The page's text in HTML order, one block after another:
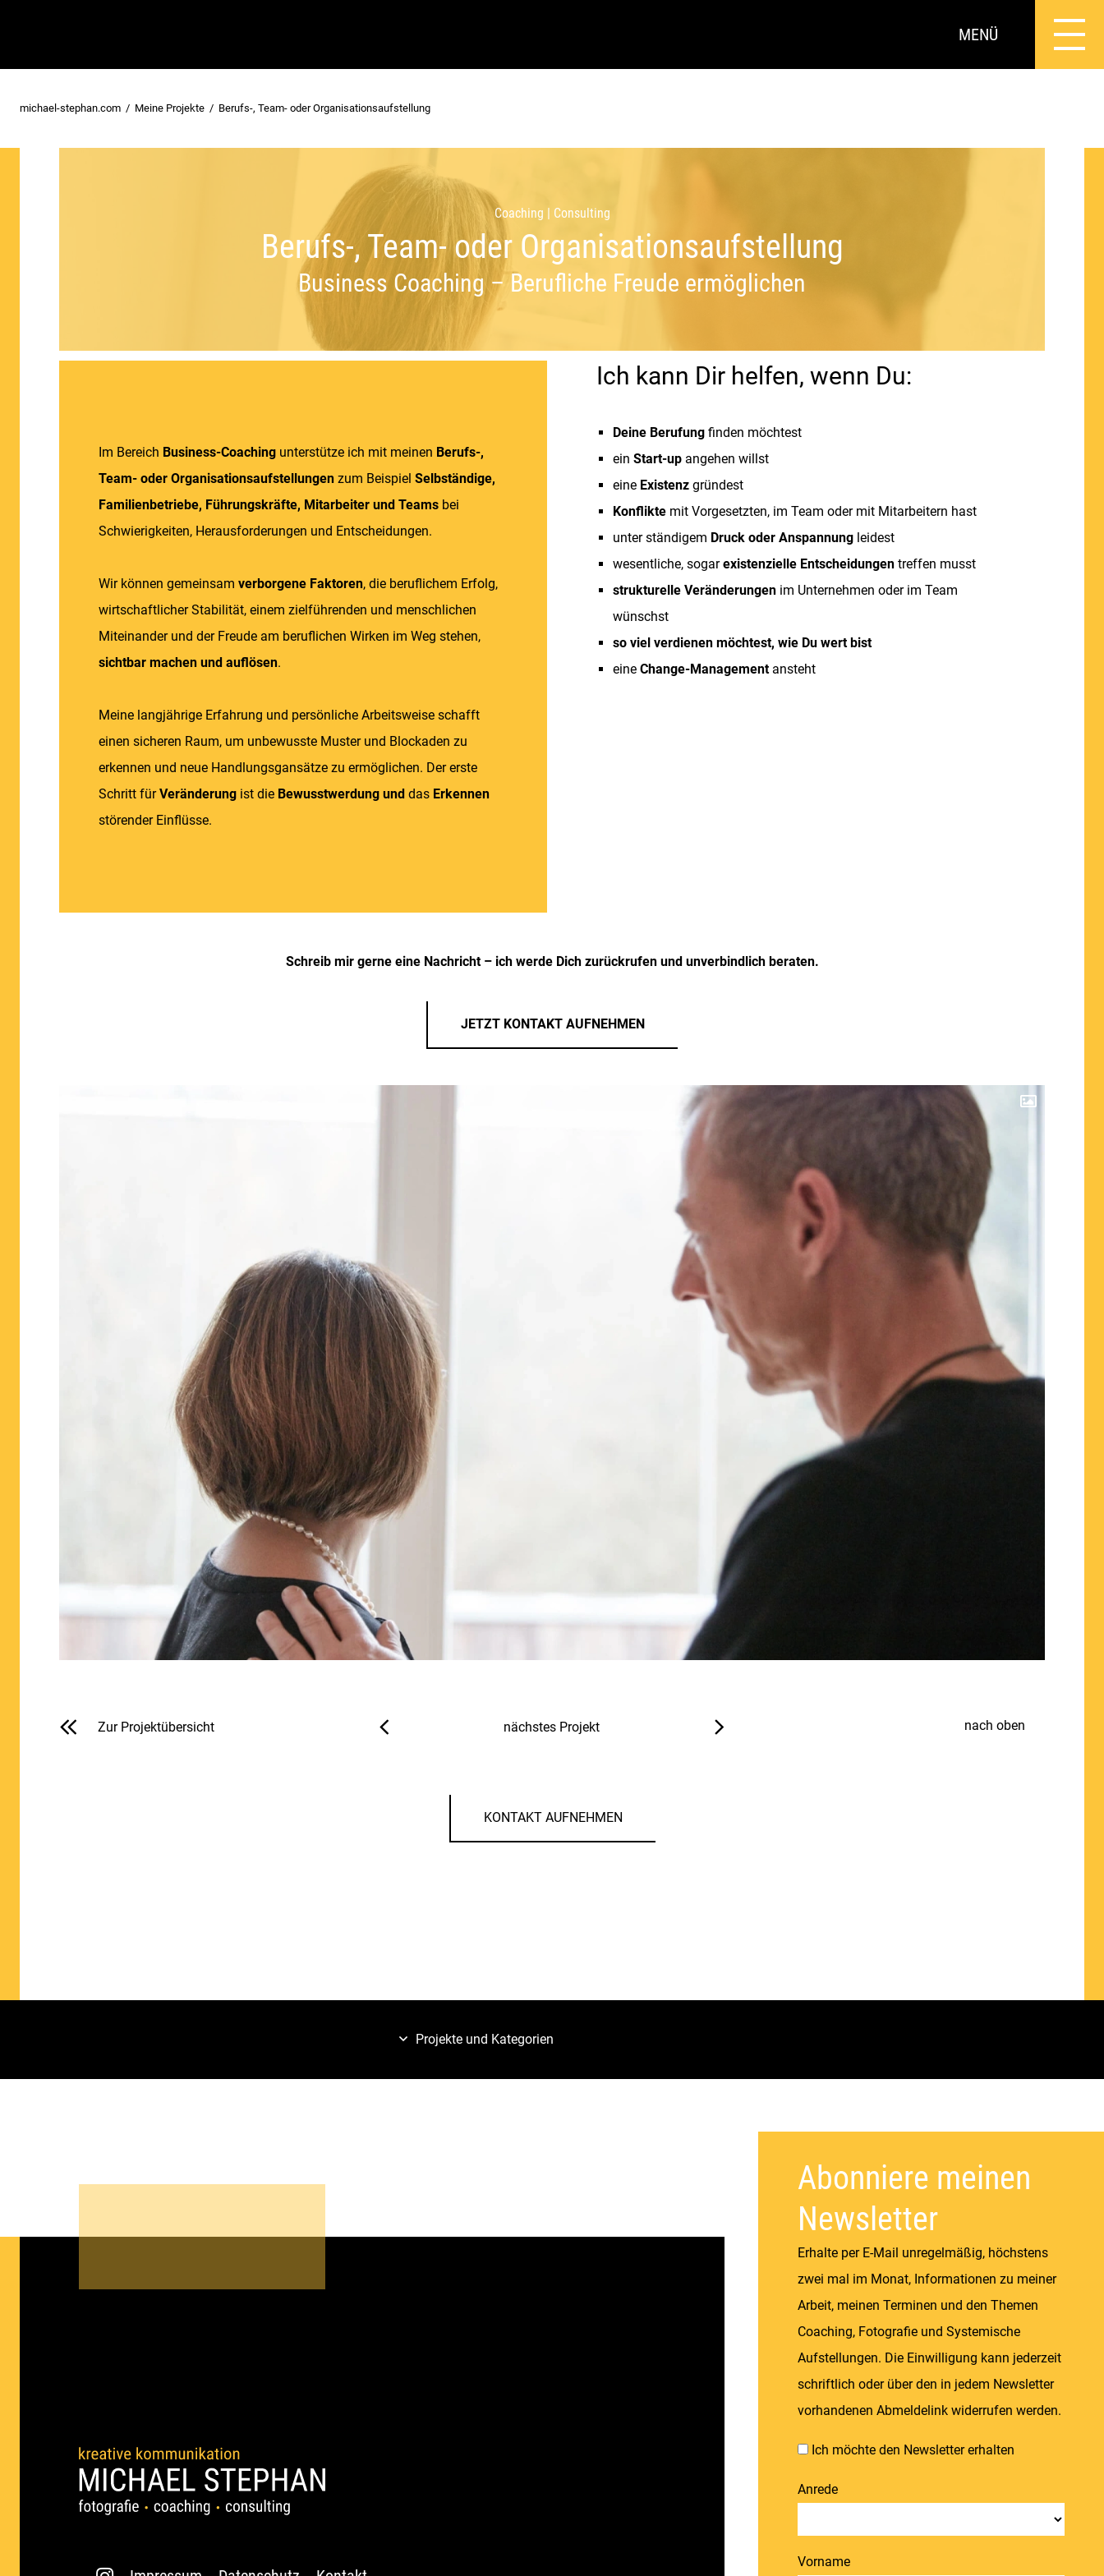
MENÜ
michael-stephan.com Meine Projekte Berufs-, Team- oder Organisationsaufstellung
Coaching | Consulting
Berufs-, Team- oder Organisationsaufstellung
Business Coaching – Berufliche Freude ermöglichen
Im Bereich Business-Coaching unterstütze ich mit meinen Berufs-,
Team- oder Organisationsaufstellungen zum Beispiel Selbständige,
Familienbetriebe, Führungskräfte, Mitarbeiter und Teams bei
Schwierigkeiten, Herausforderungen und Entscheidungen.
Wir können gemeinsam verborgene Faktoren, die beruflichem Erfolg,
wirtschaftlicher Stabilität, einem zielführenden und menschlichen
Miteinander und der Freude am beruflichen Wirken im Weg stehen,
sichtbar machen und auflösen.
Meine langjährige Erfahrung und persönliche Arbeitsweise schafft
einen sicheren Raum, um unbewusste Muster und Blockaden zu
erkennen und neue Handlungsgansätze zu ermöglichen. Der erste
Schritt fürVeränderung ist die Bewusstwerdung und das Erkennen
störender Einflüsse.
Ich kann Dir helfen, wenn Du:
Deine Berufung finden möchtest
ein Start-up angehen willst
eine Existenz gründest
Konflikte mit Vorgesetzten, im Team oder mit Mitarbeitern hast
unter ständigem Druck oder Anspannung leidest
wesentliche, sogarexistenzielle Entscheidungen treffen musst
strukturelle Veränderungen im Unternehmen oder im Team
wünschst
so viel verdienen möchtest, wie Du wert bist
eine Change-Managementansteht
Schreib mir gerne eine Nachricht – ich werde Dich zurückrufen und unverbindlich beraten.
JETZT KONTAKT AUFNEHMEN
Zur Projektübersicht nächstes Projekt nach oben
KONTAKT AUFNEHMEN
Projekte und Kategorien
Abonniere meinen
Newsletter
Erhalte per E-Mail unregelmäßig, höchstens
zwei mal im Monat, Informationen zu meiner
Arbeit, meinen Terminen und den Themen
Coaching, Fotografie und Systemische
Aufstellungen. Die Einwilligung kann jederzeit
schriftlich oder über den in jedem Newsletter
vorhandenen Abmeldelink widerrufen werden.
Ich möchte den Newsletter erhalten
Anrede
Vorname